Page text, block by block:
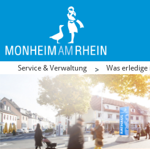
Service & Verwaltung Was erledige